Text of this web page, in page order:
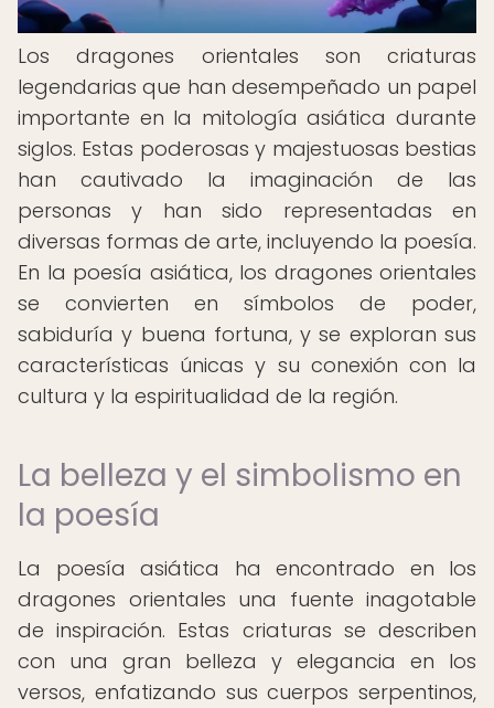
Los dragones orientales son criaturas
legendarias que han desempeñado un papel
importante en la mitología asiática durante
siglos. Estas poderosas y majestuosas bestias
han cautivado la imaginación de las
personas y han sido representadas en
diversas formas de arte, incluyendo la poesía.
En la poesía asiática, los dragones orientales
se convierten en símbolos de poder,
sabiduría y buena fortuna, y se exploran sus
características únicas y su conexión con la
cultura y la espiritualidad de la región.
La belleza y el simbolismo en
la poesía
La poesía asiática ha encontrado en los
dragones orientales una fuente inagotable
de inspiración. Estas criaturas se describen
con una gran belleza y elegancia en los
versos, enfatizando sus cuerpos serpentinos,